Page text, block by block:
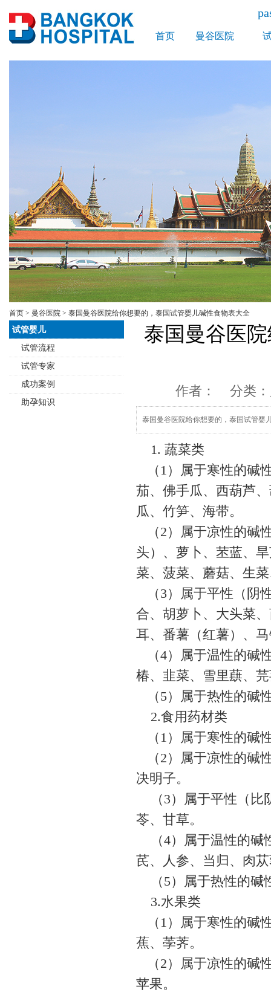
首页 曼谷医院
首页 > 曼谷医院 > 泰国曼谷医院给你想要的，泰国试管婴儿碱性食物表大全
试管婴儿
试管流程
试管专家
成功案例
助孕知识
泰国曼谷医
作者： 分类：
泰国曼谷医院给你想要的，泰国试管婴
1. 蔬菜类
（1）属于寒性的碱
茄、佛手瓜、西葫芦
瓜、竹笋、海带。
（2）属于凉性的碱
头）、萝卜、苤蓝、
菜、菠菜、蘑菇、生
（3）属于平性（阴
合、胡萝卜、大头菜
耳、番薯（红薯）、
（4）属于温性的碱
椿、韭菜、雪里蕻、
（5）属于热性的碱
2.食用药材类
（1）属于寒性的碱
（2）属于凉性的碱
决明子。
（3）属于平性（比
苓、甘草。
（4）属于温性的碱
芪、人参、当归、肉
（5）属于热性的碱
3.水果类
（1）属于寒性的碱
蕉、荸荠。
（2）属于凉性的碱
苹果。